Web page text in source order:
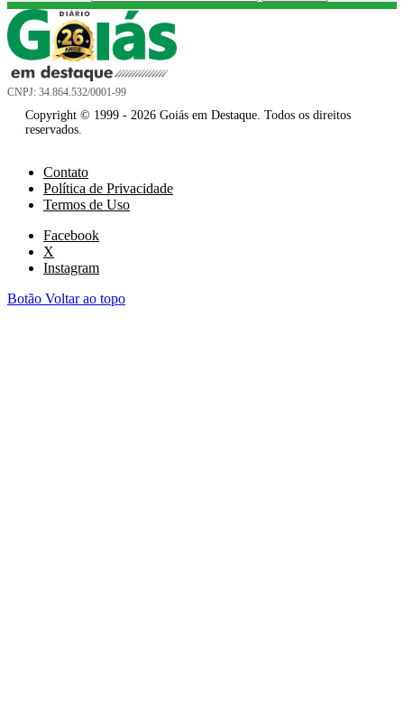
CNPJ: 34.864.532/0001-99
Copyright © 1999 - 2026 Goiás em Destaque. Todos os direitos
reservados.
Contato
Política de Privacidade
Termos de Uso
Facebook
X
Instagram
Botão Voltar ao topo